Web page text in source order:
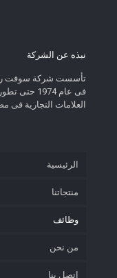
نبذه عن الشركة
فى عام
العلامات التجارية
الرئيسية
منتجاتنا
وظائف
من نحن
اتصل بنا